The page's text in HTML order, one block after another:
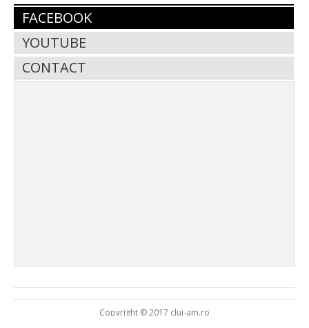
FACEBOOK
YOUTUBE
CONTACT
Copyright © 2017 cluj-am.ro